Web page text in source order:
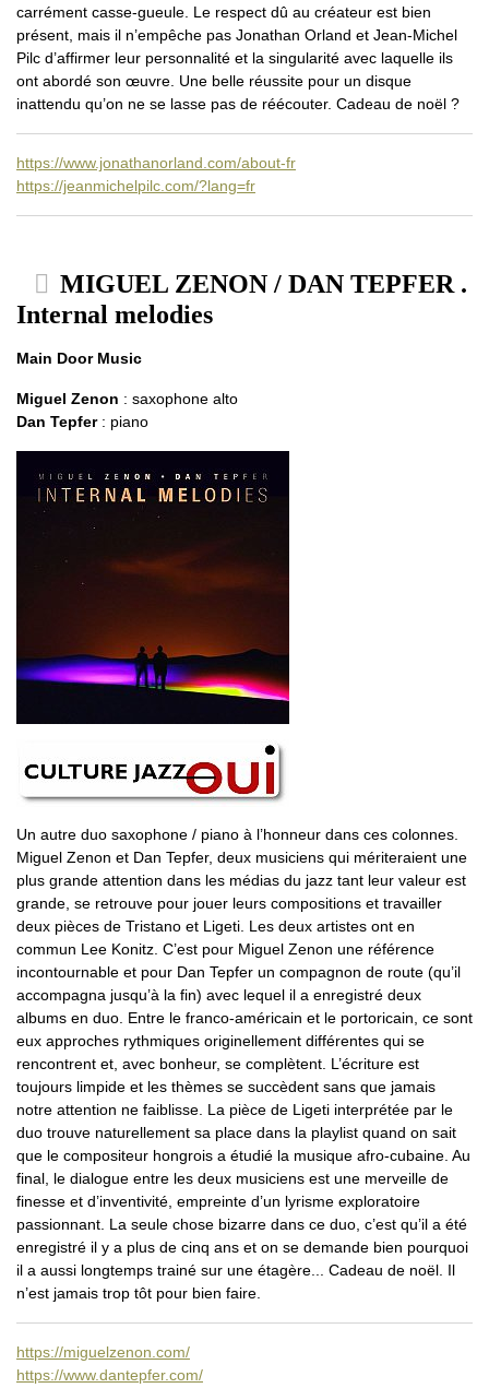
carrément casse-gueule. Le respect dû au créateur est bien
présent, mais il n’empêche pas Jonathan Orland et Jean-Michel
Pilc d’affirmer leur personnalité et la singularité avec laquelle ils
ont abordé son œuvre. Une belle réussite pour un disque
inattendu qu’on ne se lasse pas de réécouter. Cadeau de noël ?
https://www.jonathanorland.com/about-fr
https://jeanmichelpilc.com/?lang=fr
MIGUEL ZENON / DAN TEPFER .
Internal melodies
Main Door Music
Miguel Zenon : saxophone alto
Dan Tepfer: piano
Un autre duo saxophone / piano à l’honneur dans ces colonnes.
Miguel Zenon et Dan Tepfer, deux musiciens qui mériteraient une
plus grande attention dans les médias du jazz tant leur valeur est
grande, se retrouve pour jouer leurs compositions et travailler
deux pièces de Tristano et Ligeti. Les deux artistes ont en
commun Lee Konitz. C’est pour Miguel Zenon une référence
incontournable et pour Dan Tepfer un compagnon de route (qu’il
accompagna jusqu’à la fin) avec lequel il a enregistré deux
albums en duo. Entre le franco-américain et le portoricain, ce sont
eux approches rythmiques originellement différentes qui se
rencontrent et, avec bonheur, se complètent. L’écriture est
toujours limpide et les thèmes se succèdent sans que jamais
notre attention ne faiblisse. La pièce de Ligeti interprétée par le
duo trouve naturellement sa place dans la playlist quand on sait
que le compositeur hongrois a étudié la musique afro-cubaine. Au
final, le dialogue entre les deux musiciens est une merveille de
finesse et d’inventivité, empreinte d’un lyrisme exploratoire
passionnant. La seule chose bizarre dans ce duo, c’est qu’il a été
enregistré il y a plus de cinq ans et on se demande bien pourquoi
il a aussi longtemps trainé sur une étagère... Cadeau de noël. Il
n’est jamais trop tôt pour bien faire.
https://miguelzenon.com/
https://www.dantepfer.com/